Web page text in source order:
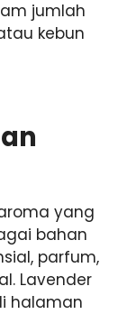
jumlah
kebun
yang
bahan
parfum,
Lavender
halaman